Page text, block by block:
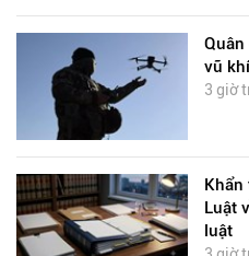
vũ
3 giờ
Khẩn
Luật
luật